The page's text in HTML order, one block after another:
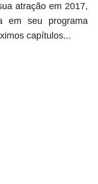
atração em 2017,
em seu programa
capítulos...